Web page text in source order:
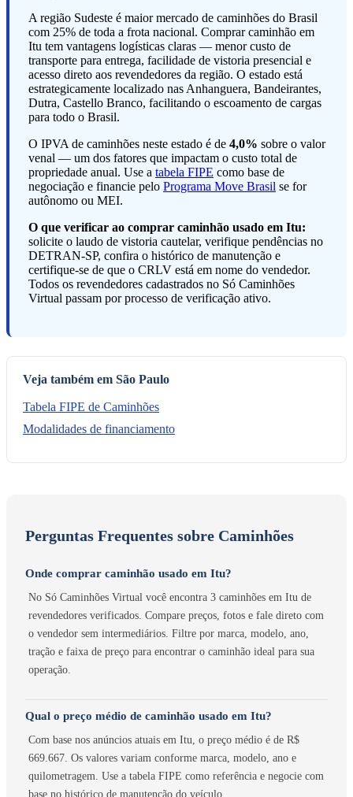
A região Sudeste é maior mercado de caminhões do Brasil
com 25% de toda a frota nacional. Comprar caminhão em
Itu tem vantagens logísticas claras — menor custo de
transporte para entrega, facilidade de vistoria presencial e
acesso direto aos revendedores da região. O estado está
estrategicamente localizado nas Anhanguera, Bandeirantes,
Dutra, Castello Branco, facilitando o escoamento de cargas
para todo o Brasil.
O IPVA de caminhões neste estado é de 4,0% sobre o valor
venal — um dos fatores que impactam o custo total de
propriedade anual. Use a tabela FIPE como base de
negociação e financie pelo Programa Move Brasil se for
autônomo ou MEI.
O que verificar ao comprar caminhão usado em Itu:
solicite o laudo de vistoria cautelar, verifique pendências no
DETRAN-SP, confira o histórico de manutenção e
certifique-se de que o CRLV está em nome do vendedor.
Todos os revendedores cadastrados no Só Caminhões
Virtual passam por processo de verificação ativo.
Veja também em São Paulo
Tabela FIPE de Caminhões
Modalidades de financiamento
Perguntas Frequentes sobre Caminhões
Onde comprar caminhão usado em Itu?
No Só Caminhões Virtual você encontra 3 caminhões em Itu de
revendedores verificados. Compare preços, fotos e fale direto com
o vendedor sem intermediários. Filtre por marca, modelo, ano,
tração e faixa de preço para encontrar o caminhão ideal para sua
operação.
Qual o preço médio de caminhão usado em Itu?
Com base nos anúncios atuais em Itu, o preço médio é de R$
669.667. Os valores variam conforme marca, modelo, ano e
quilometragem. Use a tabela FIPE como referência e negocie com
base no histórico de manutenção do veículo.